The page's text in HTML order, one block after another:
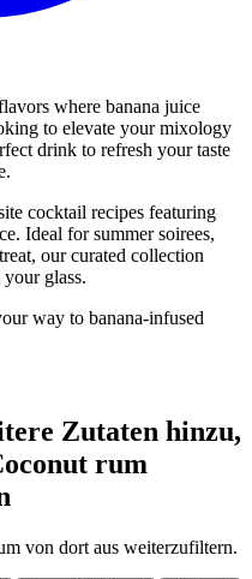
where banana juice
to elevate your mixology
drink to refresh your taste
cocktail recipes featuring
Ideal for summer soirees,
our curated collection
glass.
way to banana-infused
Zutaten hinzu,
rum
von dort aus weiterzufiltern.